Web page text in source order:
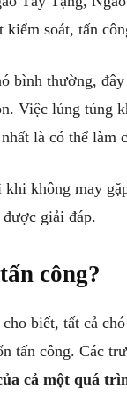
kiểm soát, tấn
bình thường,
Việc lúng túng
là có thể làm
không may
giải đáp.
công?
biết, tất cả
tấn công. Các
cả một quá